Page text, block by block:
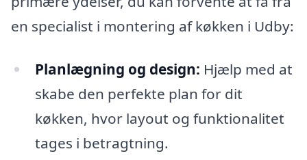
en specialist i montering af køkken i Udby:
Planlægning og design: Hjælp med at
skabe den perfekte plan for dit
køkken, hvor layout og funktionalitet
tages i betragtning.